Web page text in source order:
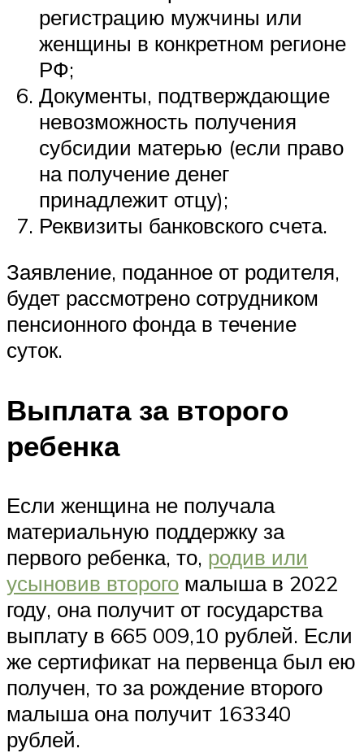
регистрацию мужчины или
женщины в конкретном регионе
РФ;
Документы, подтверждающие
невозможность получения
субсидии матерью (если право
на получение денег
принадлежит отцу);
Реквизиты банковского счета.
Заявление, поданное от родителя,
будет рассмотрено сотрудником
пенсионного фонда в течение
суток.
Выплата за второго
ребенка
Если женщина не получала
материальную поддержку за
первого ребенка, то, родив или
усыновив второго малыша в 2022
году, она получит от государства
выплату в 665 009,10 рублей. Если
же сертификат на первенца был ею
получен, то за рождение второго
малыша она получит 163340
рублей.